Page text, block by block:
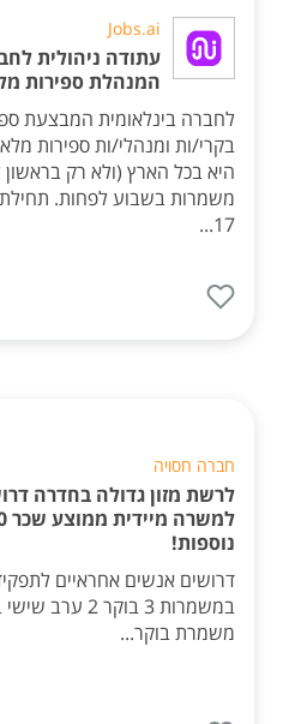
Jobs.ai
עתודה ניהולית
המנהלת ספירות
לחברה בינלאומית המבצעת
בקרי/ות ומנהלי/ות ספירות
היא בכל הארץ (ולא רק
משמרות בשבוע לפחות.
17...
חברה חסויה
לרשת מזון גדולה בחדרה
נוספות!
דרושים אנשים אחראיים
במשמרות 3 בוקר
משמרת בוקר...